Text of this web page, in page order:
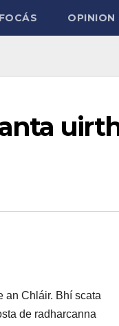
OPINION
an Chláir. Bhí scata
de radharcanna